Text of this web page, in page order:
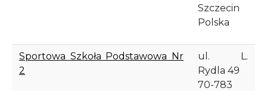
Szczecin
Polska
Sportowa Szkoła Podstawowa Nr
2
ul. L.
Rydla 49
70-783